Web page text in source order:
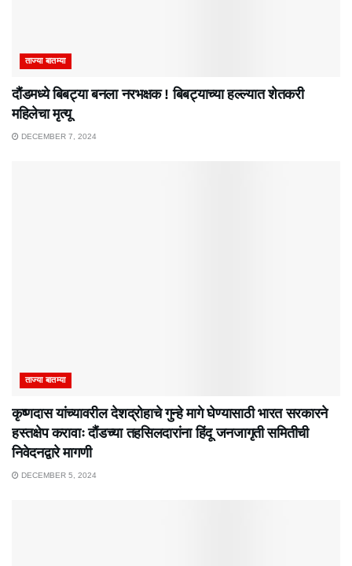
ताज्या बातम्या
दौंडमध्ये बिबट्या बनला नरभक्षक ! बिबट्याच्या हल्ल्यात शेतकरी
महिलेचा मृत्यू
DECEMBER 7, 2024
ताज्या बातम्या
कृष्णदास यांच्यावरील देशद्रोहाचे गुन्हे मागे घेण्यासाठी भारत सरकारने
हस्तक्षेप करावाः दौंडच्या तहसिलदारांना हिंदू जनजागृती समितीची
निवेदनद्वारे मागणी
DECEMBER 5, 2024